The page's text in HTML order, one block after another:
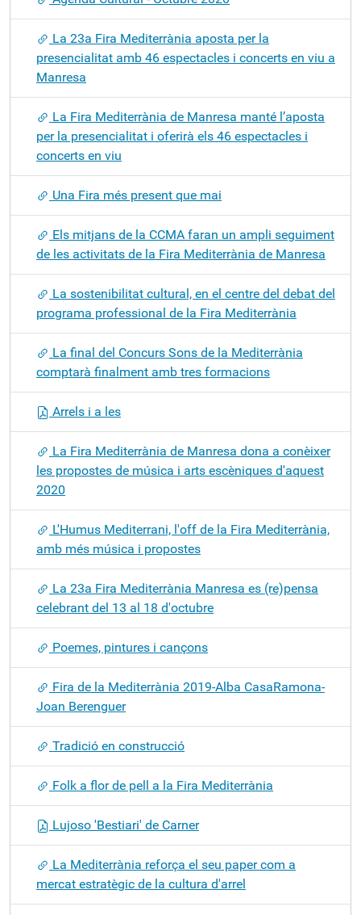
La 23a Fira Mediterrània aposta per la
presencialitat amb 46 espectacles i concerts en viu a
Manresa
La Fira Mediterrània de Manresa manté l’aposta
per la presencialitat i oferirà els 46 espectacles i
concerts en viu
Una Fira més present que mai
Els mitjans de la CCMA faran un ampli seguiment
de les activitats de la Fira Mediterrània de Manresa
La sostenibilitat cultural, en el centre del debat del
programa professional de la Fira Mediterrània
La final del Concurs Sons de la Mediterrània
comptarà finalment amb tres formacions
Arrels i a les
La Fira Mediterrània de Manresa dona a conèixer
les propostes de música i arts escèniques d'aquest
2020
L'Humus Mediterrani, l'off de la Fira Mediterrània,
amb més música i propostes
La 23a Fira Mediterrània Manresa es (re)pensa
celebrant del 13 al 18 d'octubre
Poemes, pintures i cançons
Fira de la Mediterrània 2019-Alba CasaRamona-
Joan Berenguer
Tradició en construcció
Folk a flor de pell a la Fira Mediterrània
Lujoso 'Bestiari' de Carner
La Mediterrània reforça el seu paper com a
mercat estratègic de la cultura d'arrel